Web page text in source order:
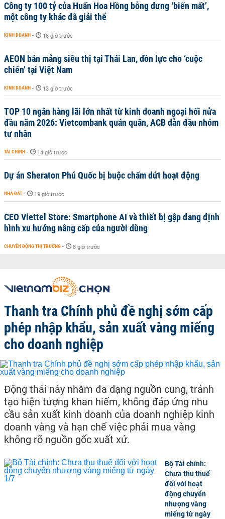
Công ty 100 tỷ của Huấn Hoa Hồng bỗng dưng ‘biến mất’,
một công ty khác đã giải thể
KINH DOANH - 18 giờ trước
AEON bán mảng siêu thị tại Thái Lan, dồn lực cho ‘cuộc
chiến’ tại Việt Nam
KINH DOANH - 13 giờ trước
TOP 10 ngân hàng lãi lớn nhất từ kinh doanh ngoại hối nửa
đầu năm 2026: Vietcombank quán quân, ACB dẫn đầu nhóm
tư nhân
TÀI CHÍNH - 14 giờ trước
Dự án Sheraton Phú Quốc bị buộc chấm dứt hoạt động
NHÀ ĐẤT - 19 giờ trước
CEO Viettel Store: Smartphone AI và thiết bị gập đang định
hình xu hướng nâng cấp của người dùng
CHUYỂN ĐỘNG THỊ TRƯỜNG - 8 giờ trước
Thanh tra Chính phủ đề nghị sớm cấp
phép nhập khẩu, sản xuất vàng miếng
cho doanh nghiệp
Động thái này nhằm đa dạng nguồn cung, tránh
tạo hiện tượng khan hiếm, không đáp ứng nhu
cầu sản xuất kinh doanh của doanh nghiệp kinh
doanh vàng và hạn chế việc phải mua vàng
không rõ nguồn gốc xuất xứ.
Bộ Tài chính:
Chưa thu thuế
đối với hoạt
động chuyển
nhượng vàng
miếng từ ngày